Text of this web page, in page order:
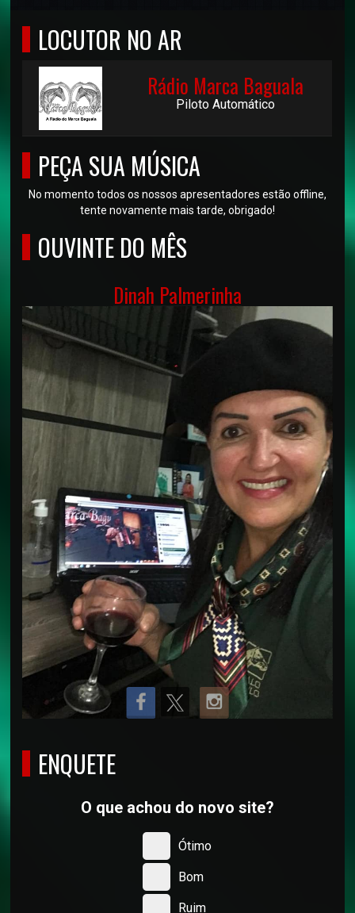
LOCUTOR NO AR
Rádio Marca Baguala
Piloto Automático
PEÇA SUA MÚSICA
No momento todos os nossos apresentadores estão offline,
tente novamente mais tarde, obrigado!
OUVINTE DO MÊS
Dinah Palmerinha
ENQUETE
O que achou do novo site?
Ótimo
Bom
Ruim